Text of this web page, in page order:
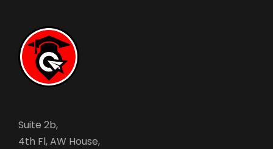
Suite 2b,
4th Fl, AW House,